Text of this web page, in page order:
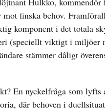
finska behov.
komponent i det totala
(speciellt viktigt i miljöer
stämmer dåligt
En nyckelfråga som
där behoven i